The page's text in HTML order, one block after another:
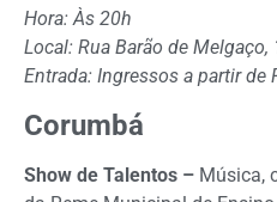
Hora: Às 20h
Local: Rua Barão de Melgaço,
Entrada: Ingressos a partir de
Corumbá
Show de Talentos – Música,